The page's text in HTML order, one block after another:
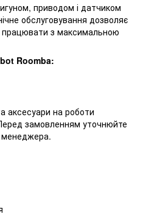
приводом і датчиком
обслуговування дозволяє
працювати з максимальною
Roomba:
аксесуари на роботи
замовленням уточнюйте
менеджера.